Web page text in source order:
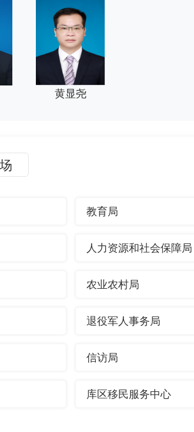
黄显尧
教育局
人力资源和社会保障局
农业农村局
退役军人事务局
信访局
库区移民服务中心